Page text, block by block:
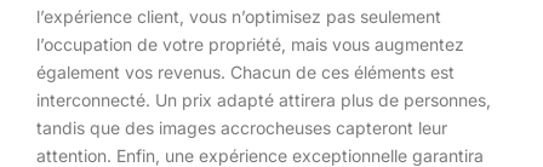
l’expérience client, vous n’optimisez pas seulement
l’occupation de votre propriété, mais vous augmentez
également vos revenus. Chacun de ces éléments est
interconnecté. Un prix adapté attirera plus de personnes,
tandis que des images accrocheuses capteront leur
attention. Enfin, une expérience exceptionnelle garantira